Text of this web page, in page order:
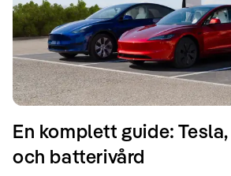
En komplett guide:
och batterivård